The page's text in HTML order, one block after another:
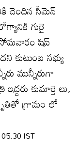
చెందిన సీమెన్‌
గురై
షిప్‌
సభ్యు
మున్నీరుగా
కుమార్తె లు,
గ్రామం లో
IST